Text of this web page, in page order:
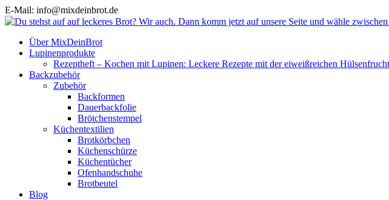
E-Mail: info@mixdeinbrot.de
Über MixDeinBrot
Lupinenprodukte
Rezeptheft – Kochen mit Lupinen: Leckere Rezepte mit der eiweißreichen Hülsenfrucht
Backzubehör
Zubehör
Backformen
Dauerbackfolie
Brötchenstempel
Küchentextilien
Brotkörbchen
Küchenschürze
Küchentücher
Ofenhandschuhe
Brotbeutel
Blog